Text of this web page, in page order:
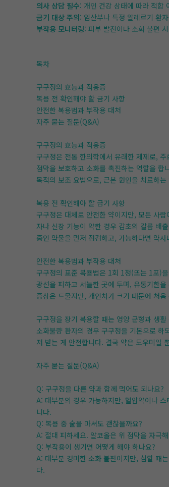
의사 상담 필수: 개인 건강 상태에 따라 적합
금기 대상 주의: 임산부나 특정 알레르기 환
부작용 모니터링: 피부 발진이나 소화 불편
목차
구구정의 효능과 적응증
복용 전 확인해야 할 금기 사항
안전한 복용법과 부작용 대처
자주 묻는 질문(Q&A)
구구정의 효능과 적응증
구구정은 전통 한의학에서 유래한 제제로,
점막을 보호하고 소화를 촉진하는 역할을
목적의 보조 요법으로, 근본 원인을 치료하
복용 전 확인해야 할 금기 사항
구구정은 대체로 안전한 약이지만, 모든 사
자나 신장 기능이 약한 경우 감초의 칼륨 배
중인 약물을 먼저 점검하고, 가능하다면 약
안전한 복용법과 부작용 대처
구구정의 표준 복용법은 1회 1정(또는 1포)
광선을 피하고 서늘한 곳에 두며, 유통기한
증상은 드물지만, 개인차가 크기 때문에 처
구구정을 장기 복용할 때는 영양 균형과 생
소화불량 환자의 경우 구구정을 기본으로
저 받는 게 안전합니다. 결국 약은 도우미일
자주 묻는 질문(Q&A)
Q: 구구정을 다른 약과 함께 먹어도 되나요?
A: 대부분의 경우 가능하지만, 혈압약이나
니다.
Q: 복용 중 술을 마셔도 괜찮을까요?
A: 절대 피하세요. 알코올은 위 점막을 자극
Q: 부작용이 생기면 어떻게 해야 하나요?
A: 대부분 경미한 소화 불편이지만, 심할 때
다.